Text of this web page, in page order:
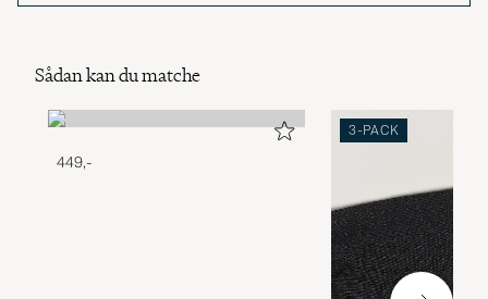
Sådan kan du matche
449,-
3-PACK